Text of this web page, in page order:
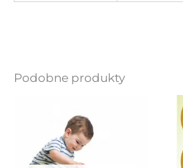
Podobne produkty